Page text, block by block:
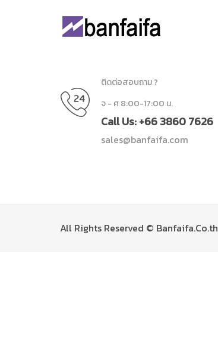
ติดต่อสอบถาม ?
จ - ศ 8:00-17:00 น.
Call Us: +66 3860 7626
sales@banfaifa.com
All Rights Reserved © Banfaifa.Co.th